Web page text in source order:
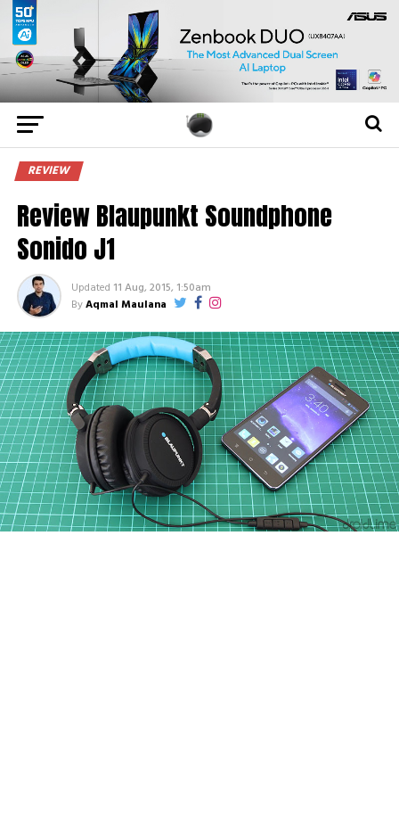
REVIEW
Review Blaupunkt Soundphone
Sonido J1
Updated 11 Aug, 2015, 1:50am
ByAqmal Maulana